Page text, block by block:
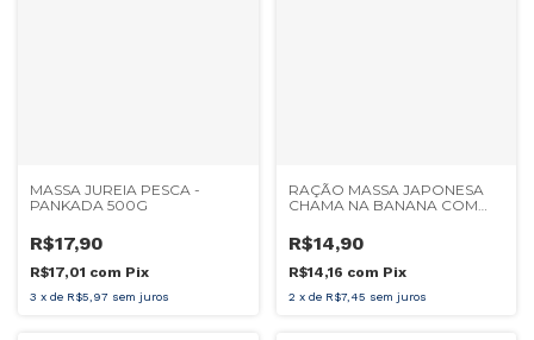
MASSA JUREIA PESCA -
PANKADA 500G
R$17,90
R$17,01 com Pix
3 x de R$5,97 sem juros
RAÇÃO MASSA JAPONESA
CHAMA NA BANANA COM
R$14,90
R$14,16 com Pix
2 x de R$7,45 sem juros